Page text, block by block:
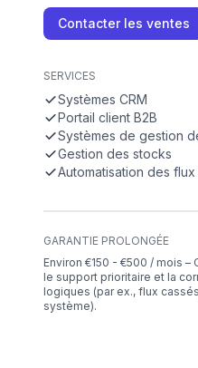
Contacter les ventes
SERVICES
Systèmes CRM
Portail client B2B
Systèmes de gestion
Gestion des stocks
Automatisation des
GARANTIE PROLONGÉE
Environ €150 - €500 / mois
le support prioritaire et la
logiques (par ex., flux
système).